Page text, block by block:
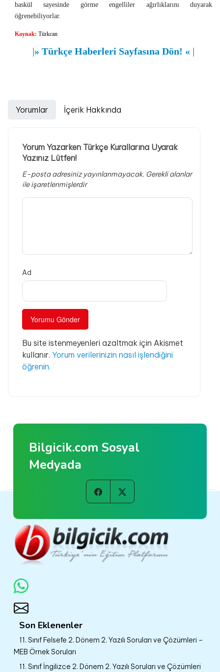
baskül sayesinde görme engelliler ağırlıklarını duyarak
öğrenebiliyorlar.
Kaynak: Türkcan
|» Türkçe Haberleri Sayfasına Dön! « |
Yorumlar İçerik Hakkında
Yorum Yazarken Türkçe Kurallarına Uyarak
Yazınız Lütfen!
E-posta adresiniz yayınlanmayacak. Gerekli alanlar
ile işaretlenmişlerdir
Ad
Bu site istenmeyenleri azaltmak için Akismet
kullanır. Yorum verilerinizin nasıl işlendiğini
öğrenin.
Bilgicik.com Sosyal
Medyada
Son Eklenenler
11. Sınıf Felsefe 2. Dönem 2. Yazılı Soruları ve Çözümleri –
MEB Örnek Soruları
11. Sınıf İngilizce 2. Dönem 2. Yazılı Soruları ve Çözümleri